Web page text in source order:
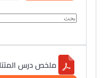
ملخص درس